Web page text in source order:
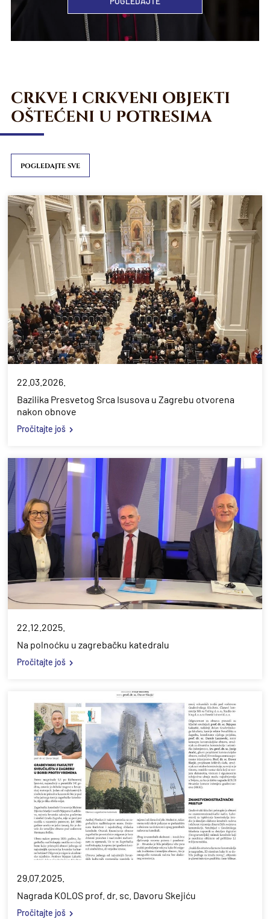
CRKVE I CRKVENI OBJEKTI
OŠTEĆENI U POTRESIMA
POGLEDAJTE SVE
22.03.2026.
Bazilika Presvetog Srca Isusova u Zagrebu otvorena
nakon obnove
Pročitajte još
22.12.2025.
Na polnoćku u zagrebačku katedralu
Pročitajte još
29.07.2025.
Nagrada KOLOS prof. dr. sc. Davoru Skejiću
Pročitajte još